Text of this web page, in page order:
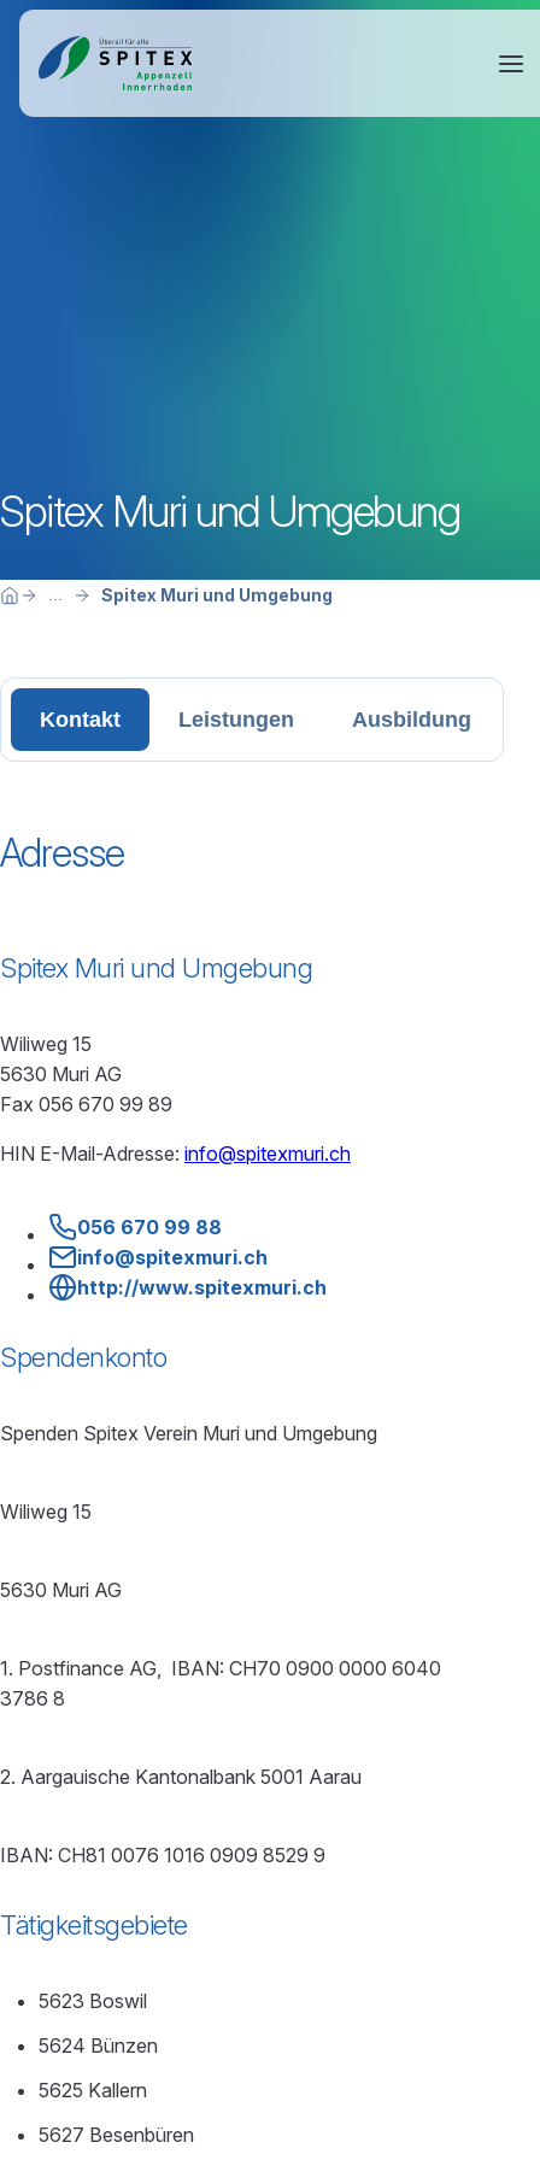
Spitex Muri und Umgebung
Breadcrumbnavigation
Sie befinden sich hier:
Home ... Spitex Muri und Umgebung
Kontakt Leistungen Ausbildung
Adresse
Spitex Muri und Umgebung
Wiliweg 15
5630 Muri AG
Fax 056 670 99 89
HIN E-Mail-Adresse: info@spitexmuri.ch
056 670 99 88
info@spitexmuri.ch
http://www.spitexmuri.ch
Spendenkonto
Spenden Spitex Verein Muri und Umgebung
Wiliweg 15
5630 Muri AG
1. Postfinance AG, IBAN: CH70 0900 0000 6040
3786 8
2. Aargauische Kantonalbank 5001 Aarau
IBAN: CH81 0076 1016 0909 8529 9
Tätigkeitsgebiete
5623 Boswil
5624 Bünzen
5625 Kallern
5627 Besenbüren